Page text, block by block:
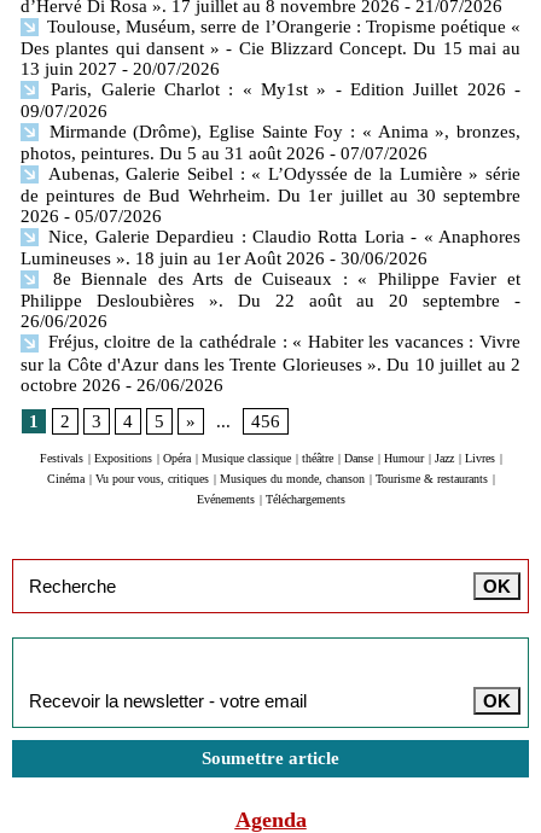
d’Hervé Di Rosa ». 17 juillet au 8 novembre 2026 - 21/07/2026
Toulouse, Muséum, serre de l’Orangerie : Tropisme poétique «
Des plantes qui dansent » - Cie Blizzard Concept. Du 15 mai au
13 juin 2027 - 20/07/2026
Paris, Galerie Charlot : « My1st » - Edition Juillet 2026 -
09/07/2026
Mirmande (Drôme), Eglise Sainte Foy : « Anima », bronzes,
photos, peintures. Du 5 au 31 août 2026 - 07/07/2026
Aubenas, Galerie Seibel : « L’Odyssée de la Lumière » série
de peintures de Bud Wehrheim. Du 1er juillet au 30 septembre
2026 - 05/07/2026
Nice, Galerie Depardieu : Claudio Rotta Loria - « Anaphores
Lumineuses ». 18 juin au 1er Août 2026 - 30/06/2026
8e Biennale des Arts de Cuiseaux : « Philippe Favier et
Philippe Desloubières ». Du 22 août au 20 septembre
-
26/06/2026
Fréjus, cloitre de la cathédrale : « Habiter les vacances : Vivre
sur la Côte d'Azur dans les Trente Glorieuses ». Du 10 juillet au 2
octobre 2026 - 26/06/2026
1
2 3 4 5 » ... 456
Festivals | Expositions | Opéra | Musique classique | théâtre | Danse | Humour | Jazz | Livres |
Cinéma | Vu pour vous, critiques | Musiques du monde, chanson | Tourisme & restaurants |
Evénements | Téléchargements
Soumettre article
Agenda